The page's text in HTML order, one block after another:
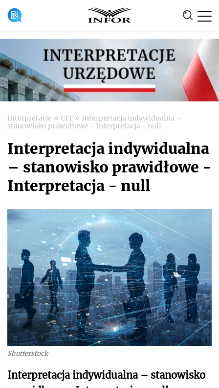
Anuluj
Interpretacje » CIT » Interpretacja indywidualna –
stanowisko prawidłowe - Interpretacja - null
Interpretacja indywidualna
– stanowisko prawidłowe -
Interpretacja - null
Shutterstock
Interpretacja indywidualna – stanowisko